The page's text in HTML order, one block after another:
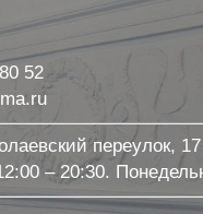
52
переулок,
– 20:30.